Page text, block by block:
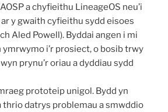
a chyfieithu LineageOS neu’i
y gwaith cyfieithu sydd eisoes
Aled Powell). Byddai angen i mi
ymrwymo i’r prosiect, o bosib trwy
prynu’r oriau a dyddiau sydd
prototeip unigol. Bydd yn
thrio datrys problemau a smwddio